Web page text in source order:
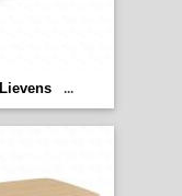
Lievens ...